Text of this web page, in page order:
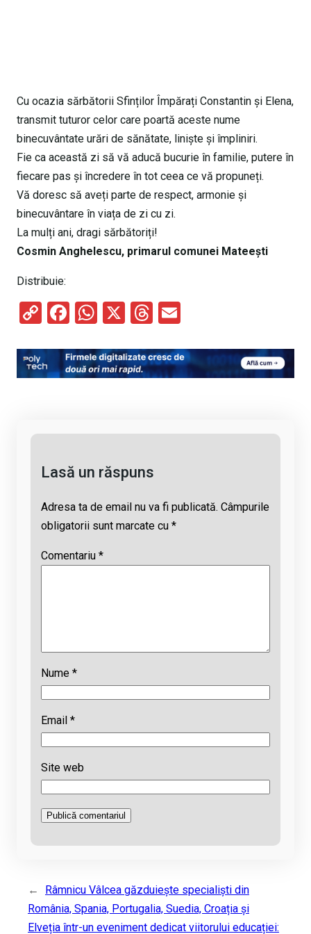
Cu ocazia sărbătorii Sfinților Împărați Constantin și Elena,
transmit tuturor celor care poartă aceste nume
binecuvântate urări de sănătate, liniște și împliniri.
Fie ca această zi să vă aducă bucurie în familie, putere în
fiecare pas și încredere în tot ceea ce vă propuneți.
Vă doresc să aveți parte de respect, armonie și
binecuvântare în viața de zi cu zi.
La mulți ani, dragi sărbătoriți!
Cosmin Anghelescu, primarul comunei Mateești
Distribuie:
C
py
Li
F
ce
b
W
at
s
X
T
e
a
ail
Lasă un răspuns
Adresa ta de email nu va fi publicată. Câmpurile
obligatorii sunt marcate cu *
Comentariu *
Nume *
Email *
Site web
←
Râmnicu Vâlcea găzduiește specialiști din
România, Spania, Portugalia, Suedia, Croația și
Elveția într-un eveniment dedicat viitorului educației: